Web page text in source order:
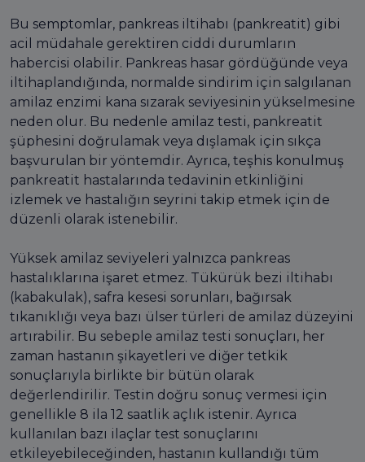
Bu semptomlar, pankreas iltihabı (pankreatit) gibi
acil müdahale gerektiren ciddi durumların
habercisi olabilir. Pankreas hasar gördüğünde veya
iltihaplandığında, normalde sindirim için salgılanan
amilaz enzimi kana sızarak seviyesinin yükselmesine
neden olur. Bu nedenle amilaz testi, pankreatit
şüphesini doğrulamak veya dışlamak için sıkça
başvurulan bir yöntemdir. Ayrıca, teşhis konulmuş
pankreatit hastalarında tedavinin etkinliğini
izlemek ve hastalığın seyrini takip etmek için de
düzenli olarak istenebilir.
Yüksek amilaz seviyeleri yalnızca pankreas
hastalıklarına işaret etmez. Tükürük bezi iltihabı
(kabakulak), safra kesesi sorunları, bağırsak
tıkanıklığı veya bazı ülser türleri de amilaz düzeyini
artırabilir. Bu sebeple amilaz testi sonuçları, her
zaman hastanın şikayetleri ve diğer tetkik
sonuçlarıyla birlikte bir bütün olarak
değerlendirilir. Testin doğru sonuç vermesi için
genellikle 8 ila 12 saatlik açlık istenir. Ayrıca
kullanılan bazı ilaçlar test sonuçlarını
etkileyebileceğinden, hastanın kullandığı tüm